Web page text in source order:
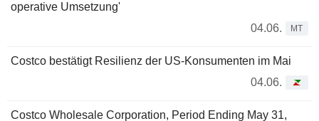
operative Umsetzung'
04.06.
MT
Costco bestätigt Resilienz der US-Konsumenten im Mai
04.06.
Costco Wholesale Corporation, Period Ending May 31,